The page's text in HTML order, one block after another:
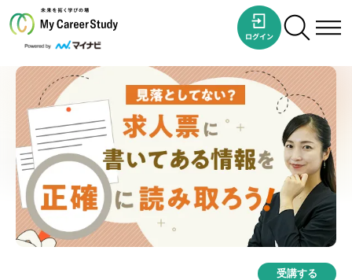
受講する